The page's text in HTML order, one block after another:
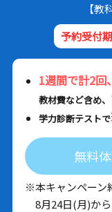
【
予約受付
1週間で計2回
教材費など含め、
学力診断テストで
無料
※本キャンペーン
8月24日(月)か